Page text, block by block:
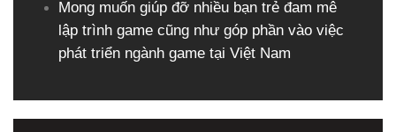
Mong muốn giúp đỡ nhiều bạn trẻ đam mê
lập trình game cũng như góp phần vào việc
phát triển ngành game tại Việt Nam​